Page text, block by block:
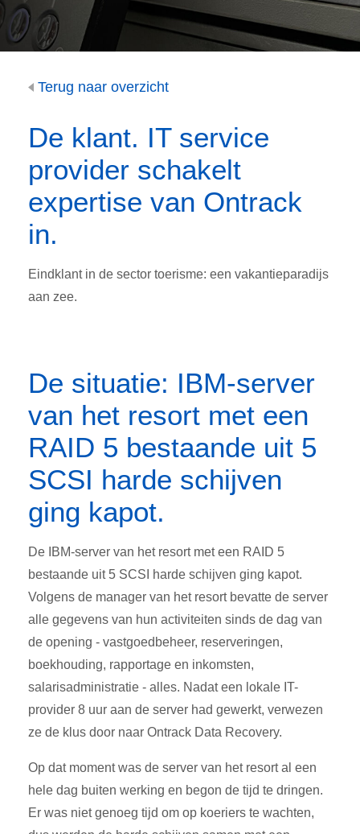
Terug naar overzicht
De klant. IT service
provider schakelt
expertise van Ontrack
in.
Eindklant in de sector toerisme: een vakantieparadijs
aan zee.
De situatie: IBM-server
van het resort met een
RAID 5 bestaande uit 5
SCSI harde schijven
ging kapot.
De IBM-server van het resort met een RAID 5
bestaande uit 5 SCSI harde schijven ging kapot.
Volgens de manager van het resort bevatte de server
alle gegevens van hun activiteiten sinds de dag van
de opening - vastgoedbeheer, reserveringen,
boekhouding, rapportage en inkomsten,
salarisadministratie - alles. Nadat een lokale IT-
provider 8 uur aan de server had gewerkt, verwezen
ze de klus door naar Ontrack Data Recovery.
Op dat moment was de server van het resort al een
hele dag buiten werking en begon de tijd te dringen.
Er was niet genoeg tijd om op koeriers te wachten,